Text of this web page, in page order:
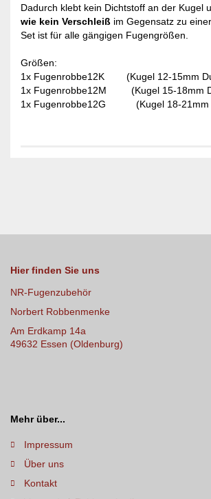
Dadurch klebt kein Dichtstoff an der Kugel
wie kein Verschleiß im Gegensatz zu
Set ist für alle gängigen Fugengrößen.
Größen:
1x Fugenrobbe12K (Kugel 12-15mm
1x Fugenrobbe12M (Kugel 15-18mm
1x Fugenrobbe12G (Kugel 18-21mm
Hier finden Sie uns
NR-Fugenzubehör
Norbert Robbenmenke
Am Erdkamp 14a
49632 Essen (Oldenburg)
Mehr über...
Impressum
Über uns
Kontakt